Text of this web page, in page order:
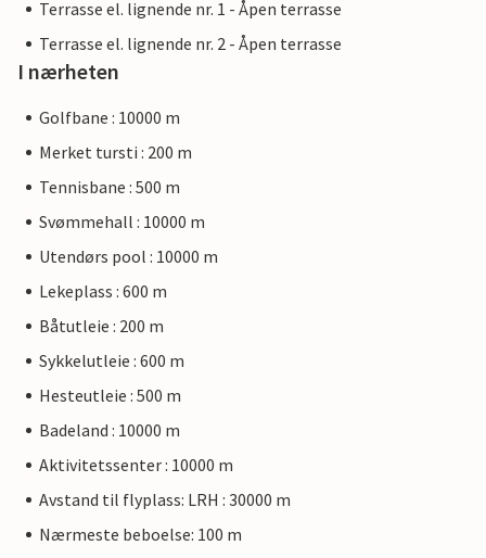
Terrasse el. lignende nr. 1 - Åpen terrasse
Terrasse el. lignende nr. 2 - Åpen terrasse
I nærheten
Golfbane : 10000 m
Merket tursti : 200 m
Tennisbane : 500 m
Svømmehall : 10000 m
Utendørs pool : 10000 m
Lekeplass : 600 m
Båtutleie : 200 m
Sykkelutleie : 600 m
Hesteutleie : 500 m
Badeland : 10000 m
Aktivitetssenter : 10000 m
Avstand til flyplass: LRH : 30000 m
Nærmeste beboelse: 100 m